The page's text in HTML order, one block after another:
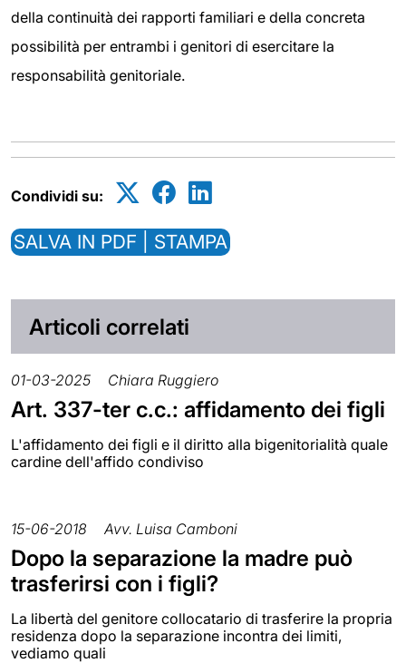
della continuità dei rapporti familiari e della concreta
possibilità per entrambi i genitori di esercitare la
responsabilità genitoriale.
Condividi su:
SALVA IN PDF | STAMPA
Articoli correlati
01-03-2025 Chiara Ruggiero
Art. 337-ter c.c.: affidamento dei figli
L'affidamento dei figli e il diritto alla bigenitorialità quale
cardine dell'affido condiviso
15-06-2018 Avv. Luisa Camboni
Dopo la separazione la madre può
trasferirsi con i figli?
La libertà del genitore collocatario di trasferire la propria
residenza dopo la separazione incontra dei limiti,
vediamo quali